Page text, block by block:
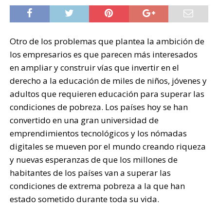
Otro de los problemas que plantea la ambición de
los empresarios es que parecen más interesados
en ampliar y construir vías que invertir en el
derecho a la educación de miles de niños, jóvenes y
adultos que requieren educación para superar las
condiciones de pobreza. Los países hoy se han
convertido en una gran universidad de
emprendimientos tecnológicos y los nómadas
digitales se mueven por el mundo creando riqueza
y nuevas esperanzas de que los millones de
habitantes de los países van a superar las
condiciones de extrema pobreza a la que han
estado sometido durante toda su vida.